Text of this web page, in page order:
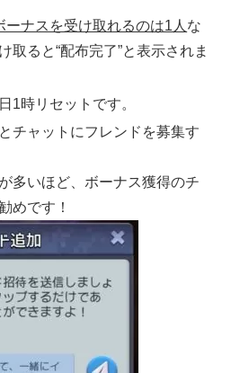
ナスを受け取れるのは1人 な
取ると“配布完了”と表示されま
1時リセットです。
チャットにフレンドを募集す
多いほど、ボーナス獲得のチ
めです！